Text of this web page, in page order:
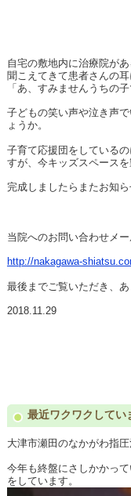
自宅の敷地内に治療院が
聞こえてきて患者さんの
「あ、すみませんうちの
子どもの笑い声や泣き声
ょうか。
子育て応援団をしている
すが、今キッズスペースを
完成しましたらまたお知ら
当院へのお問い合わせメ
http://nakagawa-
最後までご覧いただき、あ
2018.11.29
最近ワクワクしてい
大津市瀬田のなかがわ指圧
今年も終盤にさしかかっ
をしています。